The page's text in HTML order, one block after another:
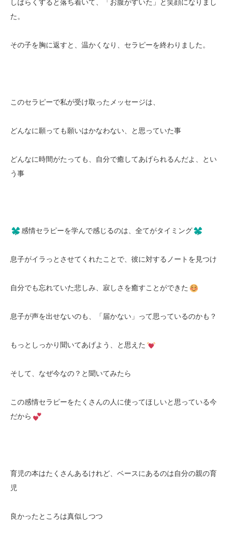
しばらくすると落ち着いて、「お腹がすいた」と笑顔になりまし
た。
その子を胸に返すと、温かくなり、セラピーを終わりました。
このセラピーで私が受け取ったメッセージは、
どんなに願っても願いはかなわない、と思っていた事
どんなに時間がたっても、自分で癒してあげられるんだよ、とい
う事
感情セラピーを学んで感じるのは、全てがタイミング
息子がイラっとさせてくれたことで、彼に対するノートを見つけ
自分でも忘れていた悲しみ、寂しさを癒すことができた
息子が声を出せないのも、「届かない」って思っているのかも？
もっとしっかり聞いてあげよう、と思えた
そして、なぜ今なの？と聞いてみたら
この感情セラピーをたくさんの人に使ってほしいと思っている今
だから
育児の本はたくさんあるけれど、ベースにあるのは自分の親の育
児
良かったところは真似しつつ